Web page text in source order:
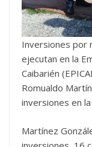
Inversiones por
ejecutan en la
Caibarién
Romualdo
inversiones en
Martínez